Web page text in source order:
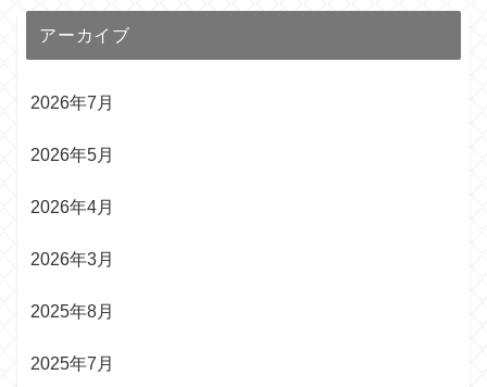
アーカイブ
2026年7月
2026年5月
2026年4月
2026年3月
2025年8月
2025年7月